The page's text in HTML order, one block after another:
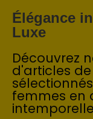
Élégance
Luxe
Découvrez
d'articles
femmes en
intemporelle